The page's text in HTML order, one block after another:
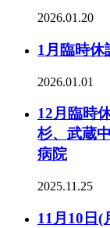
2026.01.20
1月臨時
2026.01.01
12月臨時
杉、武蔵
病院
2025.11.25
11月10日(